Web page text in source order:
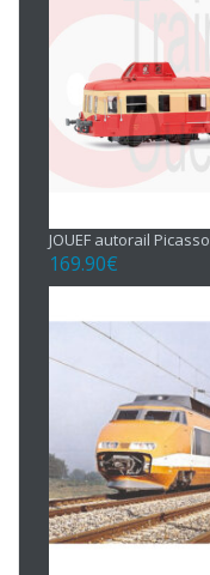
JOUEF autorail Picasso
169.90€